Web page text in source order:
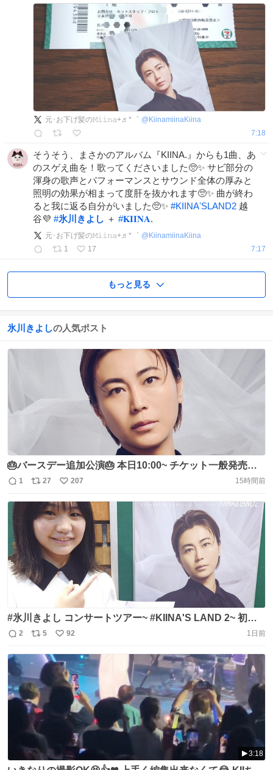
元･お下げ髪の𝙼𝚒𝚒𝚗𝚊+♬*゜ @ KiinamiinaKiina
7:18
そうそう、まさかのアルバム『KIINA.』からも1曲、あ
のスゲえ曲を！歌ってくださいました🥺✨ サビ部分の
渾身の歌声とパフォーマンスとサウンド全体の厚みと
照明の効果が相まって度肝を抜かれます🥺✨ 曲が終わ
ると我に返る自分がいました🥺✨ #KIINAʼSLAND2 越
谷💜 #氷川きよし ＋ #𝐊𝐈𝐈𝐍𝐀.
元･お下げ髪の𝙼𝚒𝚒𝚗𝚊+♬*゜ @ KiinamiinaKiina
1
17 7:17
もっと見る
氷川きよしの人気ポスト
🎂バースデー追加公演🎂 本日10:00~ チケット一般発売ス
タート🎫 氷川きよしコンサートツアー2026-2027 〜
SHIBUYA 開場16:30／開園17:00 詳細👇💁🏻‍♀️
https://t.co/bXTwriwKsH #氷川きよし #KIINA. #キイナバ
ースデー 🎂 https://t.co/Q99wUyiRad
返
信
1
リ
ポ
ト
数
27
い
い
ね
数
207 15時間前
#氷川きよし コンサートツアー~ #KIINA'S LAND 2~ 初日
の越谷サンシティホールに行ってきました！ 約4ヶ月間慣
が出来て本当に幸せだったなぁ。 終演後、なんだかんだで
ご挨拶する事が出来て、久しぶりに皆さんにお会いできて
嬉しかったです😊💕 https://t.co/sqmzXDO6SR
返
信
数
2
リ
ポ
ス
ト
数
5
い
い
ね
数
92 1日前
3:18